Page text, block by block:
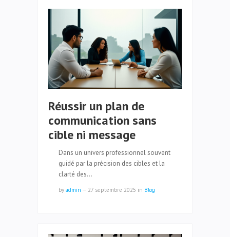
Réussir un plan de
communication sans
cible ni message
Dans un univers professionnel souvent
guidé par la précision des cibles et la
clarté des…
by admin — 27 septembre 2025 in Blog